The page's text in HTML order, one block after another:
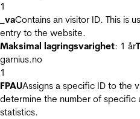
1
_vaContains an visitor ID. This is
entry to the website.
Maksimal lagringsvarighet: 1 år
garnius.no
1
FPAUAssigns a specific ID to the
determine the number of specific
statistics.